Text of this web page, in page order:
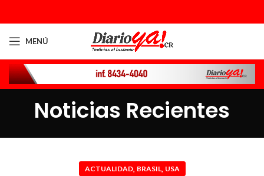
MENÚ
Noticias Recientes
ACTUALIDAD, BRASIL, USA